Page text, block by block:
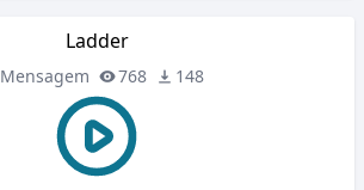
Ladder
Mensagem 768 148